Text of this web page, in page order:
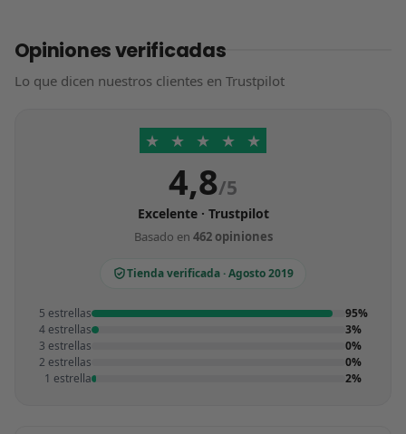
Opiniones verificadas
Lo que dicen nuestros clientes en Trustpilot
★ ★ ★ ★ ★
4,8/5
Excelente · Trustpilot
Basado en 462 opiniones
Tienda verificada · Agosto 2019
5 estrellas
95%
4 estrellas
3%
3 estrellas
0%
2 estrellas
0%
1 estrella
2%